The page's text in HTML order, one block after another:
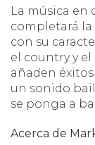
La música en
completará la
con su
el country y el
añaden
un sonido
se ponga a
Acerca de